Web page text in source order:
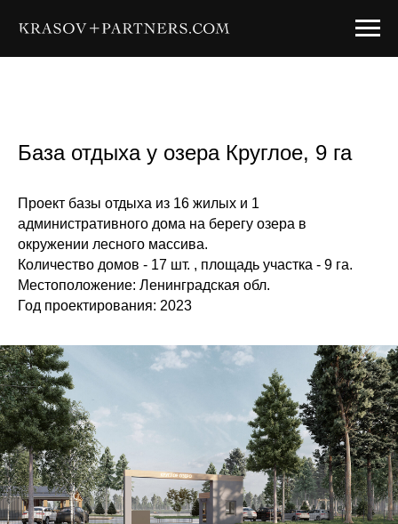
База отдыха у озера Круглое, 9 га
Проект базы отдыха из 16 жилых и 1
административного дома на берегу озера в
окружении лесного массива.
Количество домов - 17 шт. , площадь участка - 9 га.
Местоположение: Ленинградская обл.
Год проектирования: 2023